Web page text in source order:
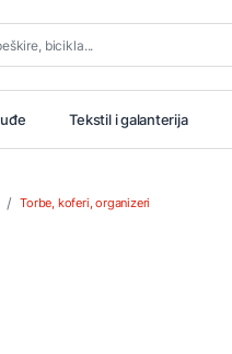
Tekstil i galanterija
Torbe, koferi, organizeri